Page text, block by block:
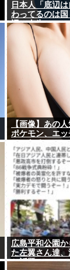
日本人「底辺
わってるのは
辺の人生」←こ
【画像】あの
ポケモン、エ
広島平和公園
た左翼さん達
と話題に